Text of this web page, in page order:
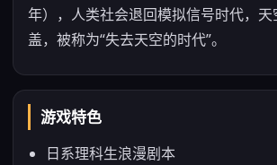
年），人类社会退回模拟信号时代，
盖，被称为“失去天空的时代”。
游戏特色
日系理科生浪漫剧本